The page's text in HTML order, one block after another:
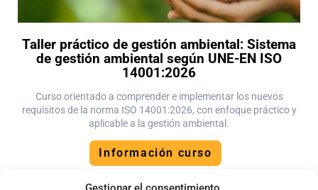
Taller práctico de gestión ambiental: Sistema
de gestión ambiental según UNE-EN ISO
14001:2026
Curso orientado a comprender e implementar los nuevos
requisitos de la norma ISO 14001:2026, con enfoque práctico y
aplicable a la gestión ambiental.
Información curso